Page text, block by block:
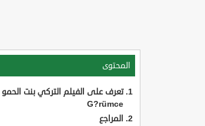
المحتوى
تعرف على الفيلم التركي بنت الحمو
G?rümce
المراجع